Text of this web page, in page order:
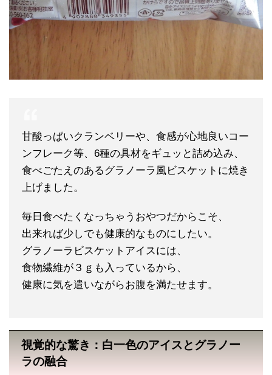
甘酸っぱいクランベリーや、食感が心地良いコー
ンフレーク等、6種の具材をギュッと詰め込み、
食べごたえのあるグラノーラ風ビスケットに焼き
上げました。
毎日食べたくなっちゃうおやつだからこそ、
出来れば少しでも健康的なものにしたい。
グラノーラビスケットアイスには、
食物繊維が３ｇも入っているから、
健康に気を遣いながらお腹を満たせます。
視覚的な驚き：白一色のアイスとグラノー
ラの融合